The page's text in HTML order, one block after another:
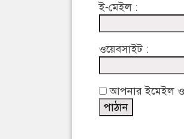
ই-মেইল :
ওয়েবসাইট :
আপনার ইমেইল ও